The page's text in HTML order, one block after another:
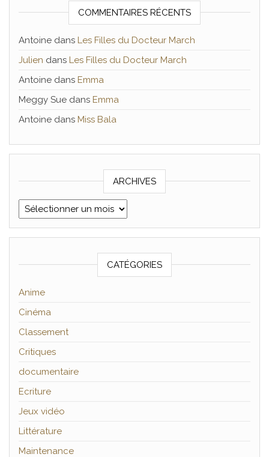
COMMENTAIRES RÉCENTS
Antoine dans Les Filles du Docteur March
Julien dans Les Filles du Docteur March
Antoine dans Emma
Meggy Sue dans Emma
Antoine dans Miss Bala
ARCHIVES
Archives
CATÉGORIES
Anime
Cinéma
Classement
Critiques
documentaire
Ecriture
Jeux vidéo
Littérature
Maintenance